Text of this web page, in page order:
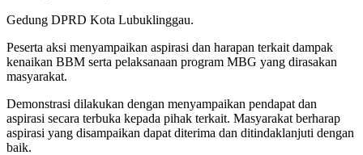
Gedung DPRD Kota Lubuklinggau.
Peserta aksi menyampaikan aspirasi dan harapan terkait dampak
kenaikan BBM serta pelaksanaan program MBG yang dirasakan
masyarakat.
Demonstrasi dilakukan dengan menyampaikan pendapat dan
aspirasi secara terbuka kepada pihak terkait. Masyarakat berharap
aspirasi yang disampaikan dapat diterima dan ditindaklanjuti dengan
baik.